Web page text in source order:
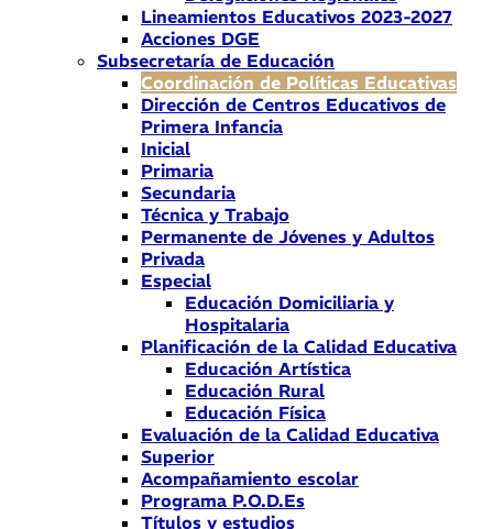
Lineamientos Educativos 2023-2027
Acciones DGE
Subsecretaría de Educación
Coordinación de Políticas Educativas
Dirección de Centros Educativos de
Primera Infancia
Inicial
Primaria
Secundaria
Técnica y Trabajo
Permanente de Jóvenes y Adultos
Privada
Especial
Educación Domiciliaria y
Hospitalaria
Planificación de la Calidad Educativa
Educación Artística
Educación Rural
Educación Física
Evaluación de la Calidad Educativa
Superior
Acompañamiento escolar
Programa P.O.D.Es
Títulos y estudios